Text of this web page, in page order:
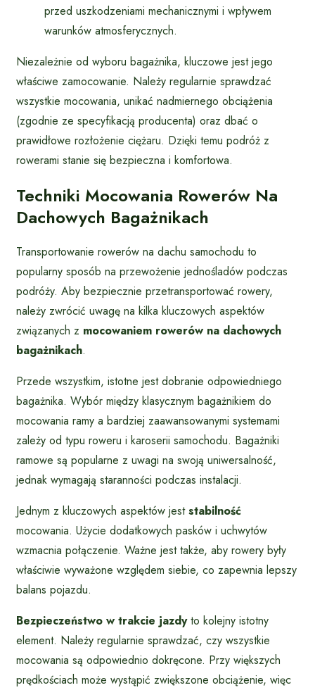
przed uszkodzeniami mechanicznymi i wpływem
warunków atmosferycznych.
Niezależnie od wyboru bagażnika, kluczowe jest jego
właściwe zamocowanie. Należy regularnie sprawdzać
wszystkie mocowania, unikać nadmiernego obciążenia
(zgodnie ze specyfikacją producenta) oraz dbać o
prawidłowe rozłożenie ciężaru. Dzięki temu podróż z
rowerami stanie się bezpieczna i komfortowa.
Techniki Mocowania Rowerów Na
Dachowych Bagażnikach
Transportowanie rowerów na dachu samochodu to
popularny sposób na przewożenie jednośladów podczas
podróży. Aby bezpiecznie przetransportować rowery,
należy zwrócić uwagę na kilka kluczowych aspektów
związanych z mocowaniem rowerów na dachowych
bagażnikach.
Przede wszystkim, istotne jest dobranie odpowiedniego
bagażnika. Wybór między klasycznym bagażnikiem do
mocowania ramy a bardziej zaawansowanymi systemami
zależy od typu roweru i karoserii samochodu. Bagażniki
ramowe są popularne z uwagi na swoją uniwersalność,
jednak wymagają staranności podczas instalacji.
Jednym z kluczowych aspektów jeststabilność
mocowania. Użycie dodatkowych pasków i uchwytów
wzmacnia połączenie. Ważne jest także, aby rowery były
właściwie wyważone względem siebie, co zapewnia lepszy
balans pojazdu.
Bezpieczeństwo w trakcie jazdyto kolejny istotny
element. Należy regularnie sprawdzać, czy wszystkie
mocowania są odpowiednio dokręcone. Przy większych
prędkościach może wystąpić zwiększone obciążenie, więc